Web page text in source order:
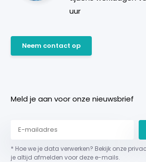
uur
Neem contact op
Meld je aan voor onze nieuwsbrief
* Hoe we je data verwerken? Bekijk onze
je altijd afmelden voor deze e-mails.